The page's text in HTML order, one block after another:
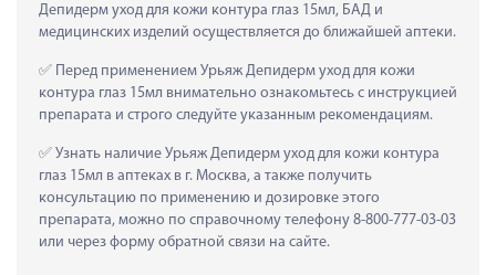
Депидерм уход для кожи контура глаз 15мл, БАД и
медицинских изделий осуществляется до ближайшей аптеки.
Перед применением Урьяж Депидерм уход для кожи
контура глаз 15мл внимательно ознакомьтесь с инструкцией
препарата и строго следуйте указанным рекомендациям.
Узнать наличие Урьяж Депидерм уход для кожи контура
глаз 15мл в аптеках в г. Москва, а также получить
консультацию по применению и дозировке этого
препарата, можно по справочному телефону 8-800-777-03-03
или через форму обратной связи на сайте.